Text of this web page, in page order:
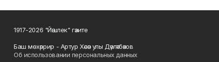
1917-2026 "Йәшлек" гәзите
Баш мөхәррир - Артур Хәсән улы Дәүләтбәков
Об использовании персональных данных